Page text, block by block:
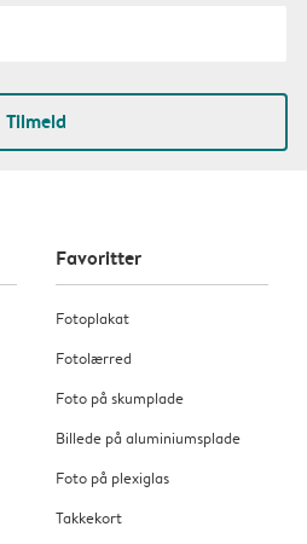
Tilmeld
Favoritter
Fotoplakat
Fotolærred
Foto på skumplade
Billede på aluminiumsplade
Foto på plexiglas
Takkekort